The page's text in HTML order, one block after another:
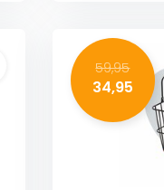
59,95
34,95